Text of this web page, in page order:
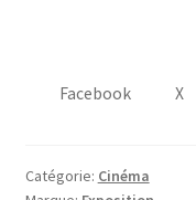
Facebook X
Catégorie: Cinéma